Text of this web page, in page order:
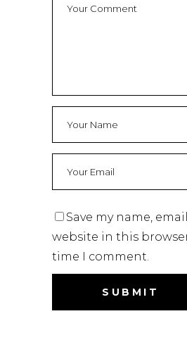
Save my name,
website in this
time I comment.